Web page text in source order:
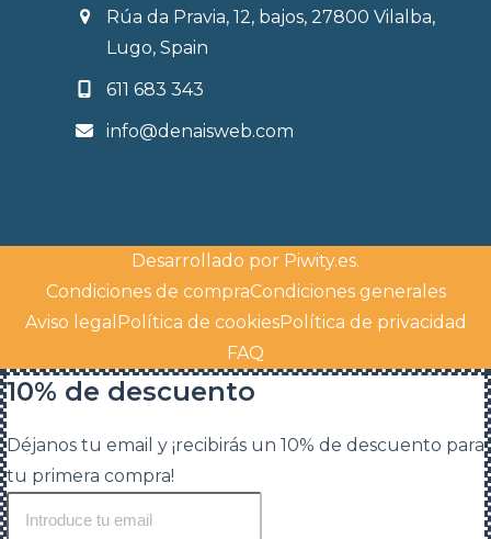
Rúa da Pravia, 12, bajos, 27800 Vilalba,
Lugo, Spain
611 683 343
info@denaisweb.com
Desarrollado por Piwity.es.
Condiciones de compraCondiciones generales
Aviso legal Política de cookiesPolítica de privacidad
FAQ
10% de descuento
Déjanos tu email y ¡recibirás un 10% de descuento para
tu primera compra!